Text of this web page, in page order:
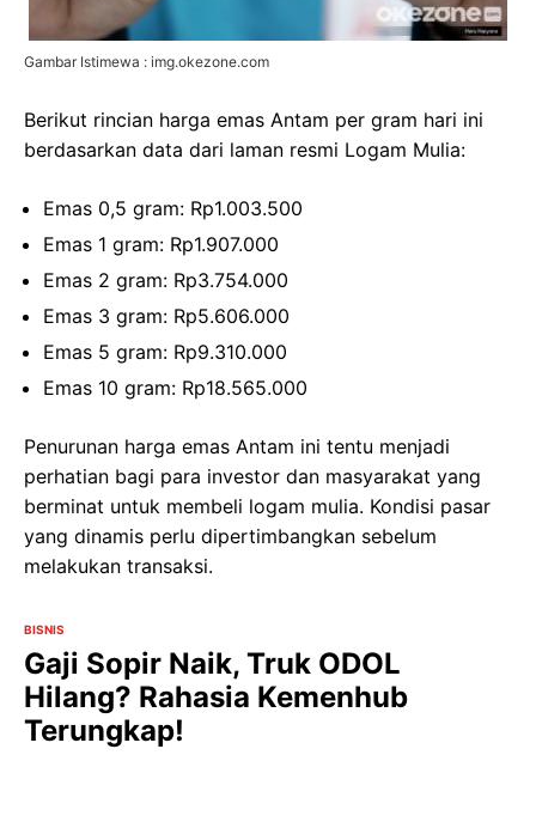
Gambar Istimewa : img.okezone.com
Berikut rincian harga emas Antam per gram hari ini
berdasarkan data dari laman resmi Logam Mulia:
Emas 0,5 gram: Rp1.003.500
Emas 1 gram: Rp1.907.000
Emas 2 gram: Rp3.754.000
Emas 3 gram: Rp5.606.000
Emas 5 gram: Rp9.310.000
Emas 10 gram: Rp18.565.000
Penurunan harga emas Antam ini tentu menjadi
perhatian bagi para investor dan masyarakat yang
berminat untuk membeli logam mulia. Kondisi pasar
yang dinamis perlu dipertimbangkan sebelum
melakukan transaksi.
BISNIS
Gaji Sopir Naik, Truk ODOL
Hilang? Rahasia Kemenhub
Terungkap!